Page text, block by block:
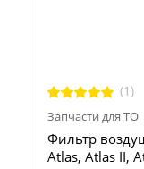
(1)
Запчасти для ТО
Фильтр
Atlas, Atlas II,